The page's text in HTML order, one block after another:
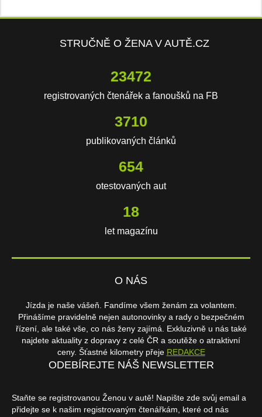
STRUČNĚ O ŽENA V AUTĚ.CZ
23472
registrovaných čtenářek a fanoušků na FB
3710
publikovaných článků
654
otestovaných aut
18
let magazínu
O NÁS
Jízda je naše vášeň. Fandíme všem ženám za volantem.
Přinášíme pravidelně nejen autonovinky a rady o bezpečném
řízení, ale také vše, co nás ženy zajímá. Exkluzivně u nás také
najdete aktuality z dopravy z celé ČR a soutěže o atraktivní
ceny. Šťastné kilometry přeje REDAKCE
ODEBÍREJTE NÁŠ NEWSLETTER
Staňte se registrovanou Ženou v autě! Napište zde svůj email a
přidejte se k našim registrovaným čtenářkám, které od nás